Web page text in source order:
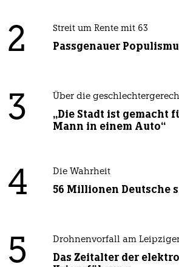
2 Streit um Rente mit 63
Passgenauer
3 Über die
„Die Stadt ist gemacht
Mann in einem Auto“
4 Die Wahrheit
56 Millionen Deutsche
5 Drohnenvorfall am
Das Zeitalter der